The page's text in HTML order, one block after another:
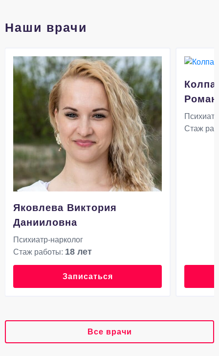
Наши врачи
Яковлева Виктория
Данииловна
Психиатр-нарколог
Стаж работы: 18 лет
Записаться
Стаж
Все врачи